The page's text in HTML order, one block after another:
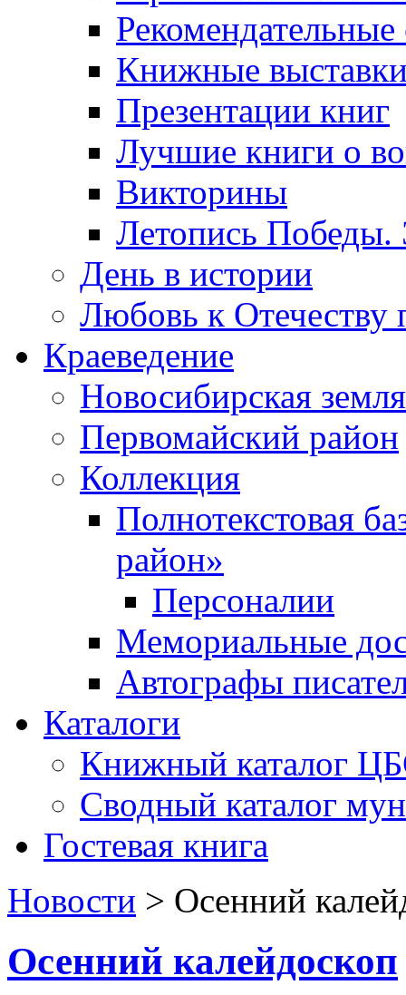
Рекомендательные
Книжные
Презентации книг
Лучшие книги о
Викторины
Летопись Победы.
День в истории
Любовь к Отечеству
Краеведение
Новосибирская земля
Первомайский район
Коллекция
Полнотекстовая
район»
Персоналии
Мемориальные
Автографы
Каталоги
Книжный каталог
Сводный каталог
Гостевая книга
Новости > Осенний
Осенний калейдоскоп